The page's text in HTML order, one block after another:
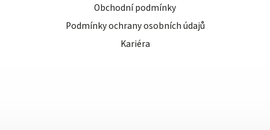
Obchodní podmínky
Podmínky ochrany osobních údajů
Kariéra